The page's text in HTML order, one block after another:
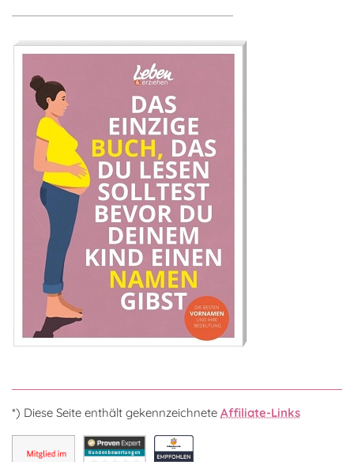
*) Diese Seite enthält gekennzeichnete Affiliate-Links